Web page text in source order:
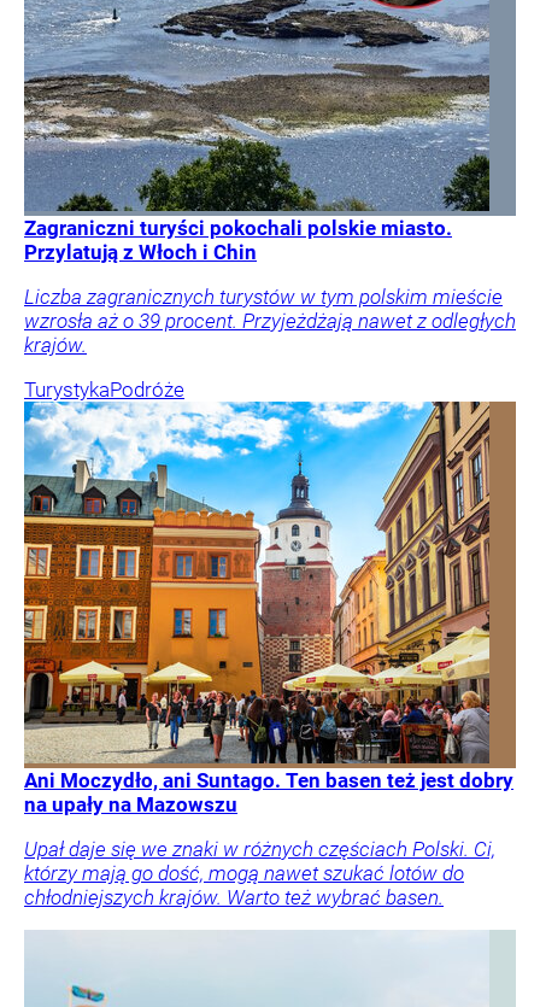
Zagraniczni turyści pokochali polskie miasto.
Przylatują z Włoch i Chin
Liczba zagranicznych turystów w tym polskim mieście
wzrosła aż o 39 procent. Przyjeżdżają nawet z odległych
krajów.
TurystykaPodróże
Ani Moczydło, ani Suntago. Ten basen też jest dobry
na upały na Mazowszu
Upał daje się we znaki w różnych częściach Polski. Ci,
którzy mają go dość, mogą nawet szukać lotów do
chłodniejszych krajów. Warto też wybrać basen.